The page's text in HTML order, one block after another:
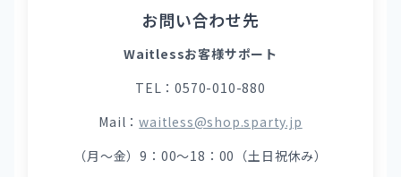
お問い合わせ先
Waitlessお客様サポート
TEL：0570-010-880
Mail：waitless@shop.sparty.jp
（月～金）9：00～18：00（土日祝休み）